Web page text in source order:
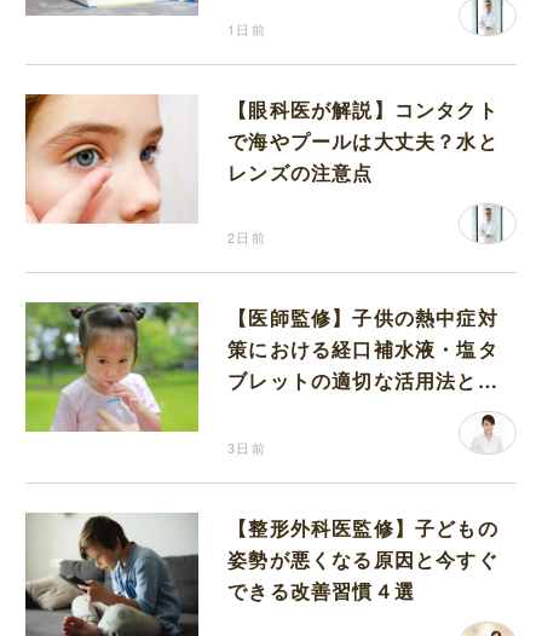
1日前
【眼科医が解説】コンタクト
で海やプールは大丈夫？水と
レンズの注意点
2日前
【医師監修】子供の熱中症対
策における経口補水液・塩タ
ブレットの適切な活用法と水
3日前
【整形外科医監修】子どもの
姿勢が悪くなる原因と今すぐ
できる改善習慣４選